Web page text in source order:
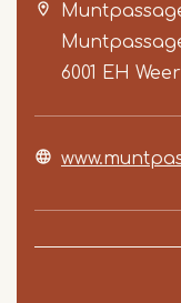
6001 EH